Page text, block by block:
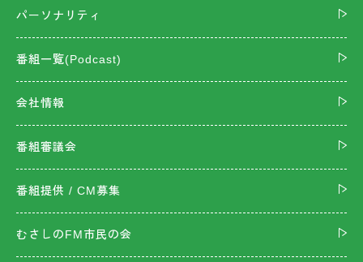
パーソナリティ
番組一覧(Podcast)
会社情報
番組審議会
番組提供 / CM募集
むさしのFM市民の会